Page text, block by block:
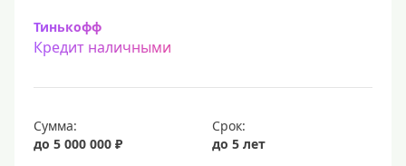
Меньше 1 млн (руб)
15000 руб
18000 руб
Тинькофф
Кредит наличными
Сумма:
до 5 000 000 ₽
Срок:
до 5 лет